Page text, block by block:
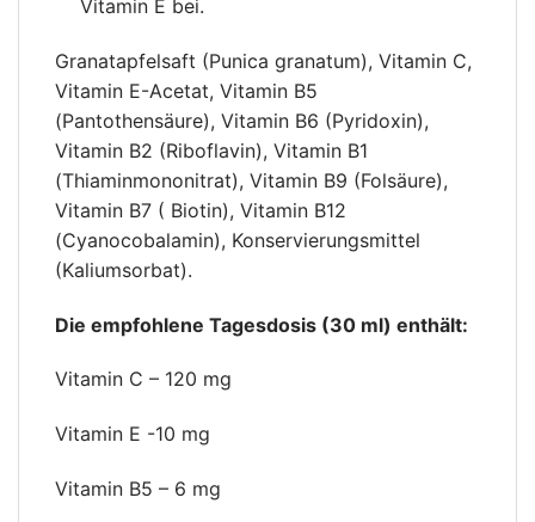
Vitamin E bei.
Granatapfelsaft (Punica granatum), Vitamin C,
Vitamin E-Acetat, Vitamin B5
(Pantothensäure), Vitamin B6 (Pyridoxin),
Vitamin B2 (Riboflavin), Vitamin B1
(Thiaminmononitrat), Vitamin B9 (Folsäure),
Vitamin B7 ( Biotin), Vitamin B12
(Cyanocobalamin), Konservierungsmittel
(Kaliumsorbat).
Die empfohlene Tagesdosis (30 ml) enthält:
Vitamin C – 120 mg
Vitamin E -10 mg
Vitamin B5 – 6 mg